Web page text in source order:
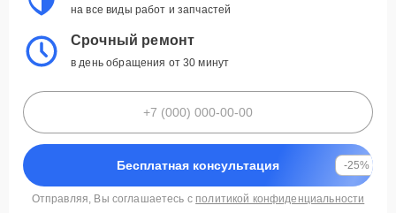
на все виды работ и запчастей
Срочный ремонт
в день обращения от 30 минут
Бесплатная консультация -25%
Отправляя, Вы соглашаетесь с политикой конфиденциальности